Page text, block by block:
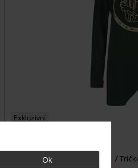
Ok
Exkluzivní
Golden logo